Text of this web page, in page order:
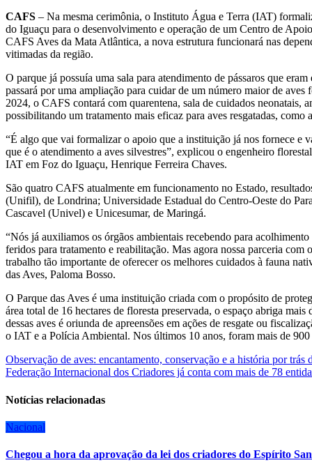
CAFS – Na mesma cerimônia, o Instituto Água e Terra (IAT)
do Iguaçu para o desenvolvimento e operação de um Centro de
CAFS Aves da Mata Atlântica, a nova estrutura funcionará nas
vitimadas da região.
O parque já possuía uma sala para atendimento de pássaros que
passará por uma ampliação para cuidar de um número maior de
2024, o CAFS contará com quarentena, sala de cuidados neonatais,
possibilitando um tratamento mais eficaz para aves resgatadas, como
“É algo que vai formalizar o apoio que a instituição já nos fornece e
que é o atendimento a aves silvestres”, explicou o engenheiro
IAT em Foz do Iguaçu, Henrique Ferreira Chaves.
São quatro CAFS atualmente em funcionamento no Estado,
(Unifil), de Londrina; Universidade Estadual do Centro-Oeste do
Cascavel (Univel) e Unicesumar, de Maringá.
“Nós já auxiliamos os órgãos ambientais recebendo para
feridos para tratamento e reabilitação. Mas agora nossa parceria
trabalho tão importante de oferecer os melhores cuidados à fauna
das Aves, Paloma Bosso.
O Parque das Aves é uma instituição criada com o propósito de
área total de 16 hectares de floresta preservada, o espaço abriga
dessas aves é oriunda de apreensões em ações de resgate ou
o IAT e a Polícia Ambiental. Nos últimos 10 anos, foram mais de
Navegação
de
Post
Observação de aves: encantamento, conservação e a história por trás
Federação Internacional dos Criadores já conta com mais de 78
Notícias relacionadas
Nacional
Chegou a hora da aprovação da lei dos criadores do Espírito